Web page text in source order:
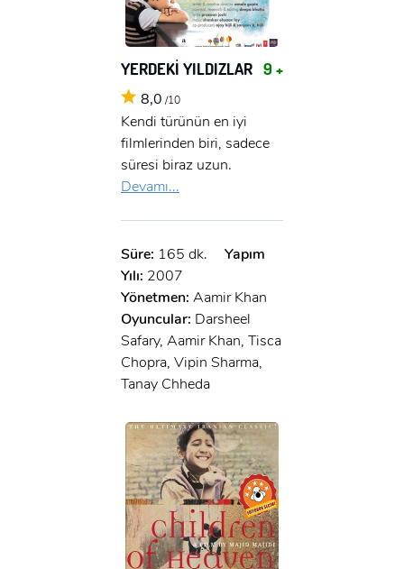
YERDEKİ YILDIZLAR 9 +
8,0 /10
Kendi türünün en iyi
filmlerinden biri, sadece
süresi biraz uzun.
Devamı...
Süre: 165 dk.
Yapım
Yılı: 2007
Yönetmen: Aamir Khan
Oyuncular: Darsheel
Safary, Aamir Khan, Tisca
Chopra, Vipin Sharma,
Tanay Chheda